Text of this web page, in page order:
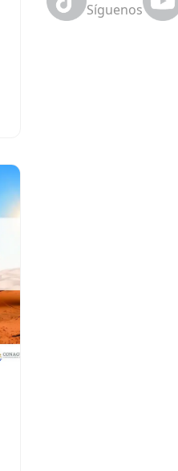
Síguenos